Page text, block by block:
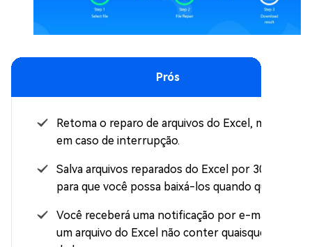
Prós
Retoma o reparo de arquivos do Excel, mesmo
em caso de interrupção.
Salva arquivos reparados do Excel por 30 dias
para que você possa baixá-los quando quiser.
Você receberá uma notificação por e-mail se
um arquivo do Excel não conter quaisquer